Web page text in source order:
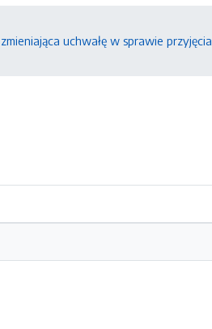
zmieniająca uchwałę w sprawie